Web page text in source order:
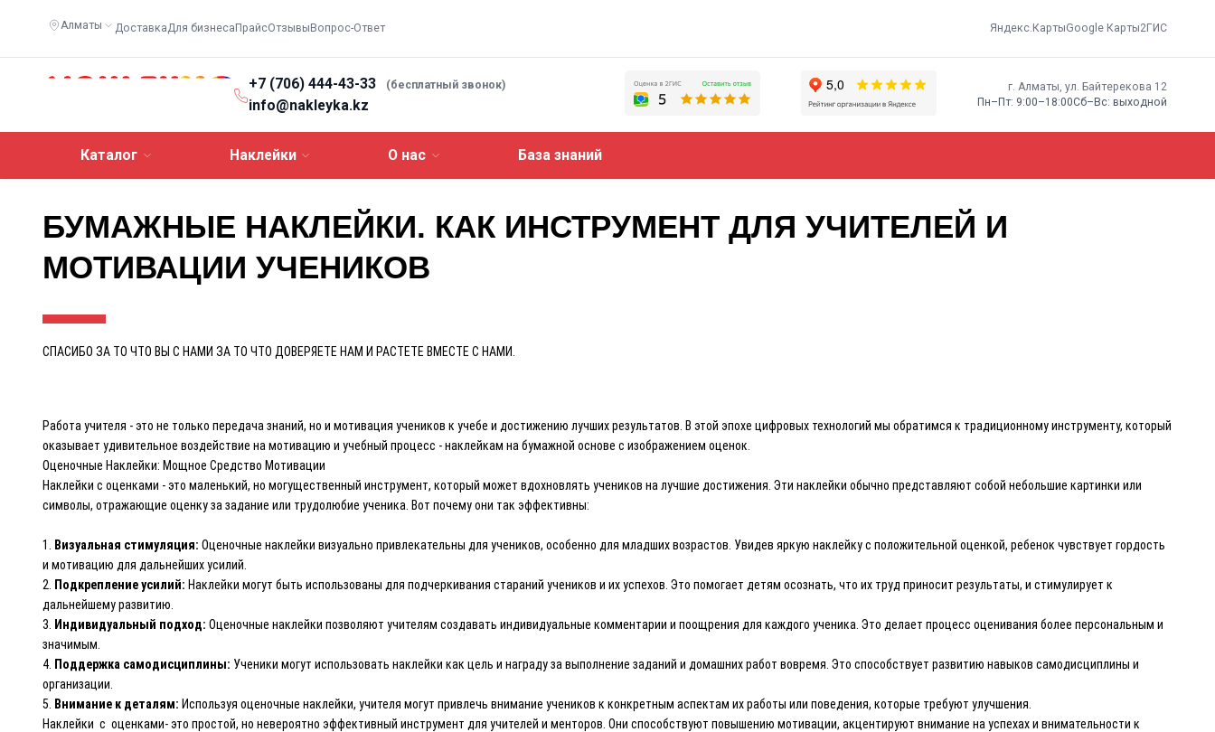
Алматы ДоставкаДля бизнеса ПрайсОтзывы Вопрос-Ответ Яндекс.КартыGoogle Карты2ГИС
+7 (706) 444-43-33 (бесплатный звонок)
info@nakleyka.kz
г. Алматы, ​ул. Байтерекова 12
Пн–Пт: 9:00–18:00Сб–Вс: выходной
Каталог Наклейки О нас База знаний
БУМАЖНЫЕ НАКЛЕЙКИ. КАК ИНСТРУМЕНТ ДЛЯ УЧИТЕЛЕЙ И
МОТИВАЦИИ УЧЕНИКОВ
СПАСИБО ЗА ТО ЧТО ВЫ С НАМИ ЗА ТО ЧТО ДОВЕРЯЕТЕ НАМ И РАСТЕТЕ ВМЕСТЕ С НАМИ.
Работа учителя - это не только передача знаний, но и мотивация учеников к учебе и достижению лучших результатов. В этой эпохе цифровых технологий мы обратимся к традиционному инструменту, который
оказывает удивительное воздействие на мотивацию и учебный процесс - наклейкам на бумажной основе с изображением оценок.
Оценочные Наклейки: Мощное Средство Мотивации
Наклейки с оценками - это маленький, но могущественный инструмент, который может вдохновлять учеников на лучшие достижения. Эти наклейки обычно представляют собой небольшие картинки или
символы, отражающие оценку за задание или трудолюбие ученика. Вот почему они так эффективны:
1. Визуальная стимуляция: Оценочные наклейки визуально привлекательны для учеников, особенно для младших возрастов. Увидев яркую наклейку с положительной оценкой, ребенок чувствует гордость
и мотивацию для дальнейших усилий.
2.
Подкрепление усилий: Наклейки могут быть использованы для подчеркивания стараний учеников и их успехов. Это помогает детям осознать, что их труд приносит результаты, и стимулирует к
дальнейшему развитию.
3.
Индивидуальный подход: Оценочные наклейки позволяют учителям создавать индивидуальные комментарии и поощрения для каждого ученика. Это делает процесс оценивания более персональным и
значимым.
4. Поддержка самодисциплины: Ученики могут использовать наклейки как цель и награду за выполнение заданий и домашних работ вовремя. Это способствует развитию навыков самодисциплины и
организации.
5.
Внимание к деталям: Используя оценочные наклейки, учителя могут привлечь внимание учеников к конкретным аспектам их работы или поведения, которые требуют улучшения.
Наклейки с оценками- это простой, но невероятно эффективный инструмент для учителей и менторов. Они способствуют повышению мотивации, акцентируют внимание на успехах и внимательности к